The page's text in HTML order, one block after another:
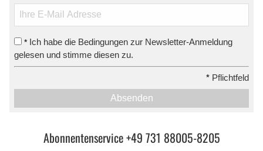
* Ich habe die Bedingungen zur Newsletter-Anmeldung
gelesen und stimme diesen zu.
* Pflichtfeld
Absenden
Abonnentenservice +49 731 88005-8205